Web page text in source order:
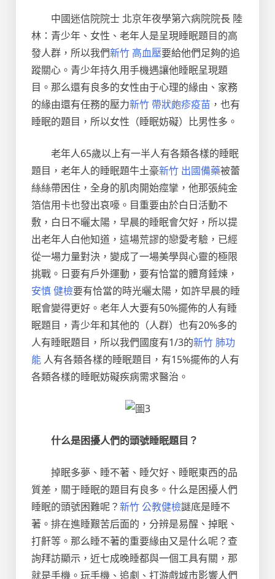
中國迷信院院士 北京年夜學第六病院院長 陸
林：青少年、女性、老年人是呈現睡眠題目的高
發人群，所以我們新竹 高血壓要給他們足夠的追
蹤關心。青少年持久用手機遇讓他睡眠呈現題
目。那么還有良多的女性由于心理的緣由、家務
的緣由還有任務的壓力新竹 帶狀皰疹疫苗 ，也有
睡眠的題目，所以女性（睡眠妨礙）比男性多。
老年人65歲以上有一半人有各類各樣的睡眠
題目，老年人的睡眠題牛土豪新竹 出國備藥被蕾
絲絲帶困住，全身的肌肉開始痙攣，他那張純金
箔信用卡也發出哀嚎。目重要由於白日活動不
敷，白日不曬太陽，早晨的睡眠會欠好，所以提
出老年人白他知道，這場荒謬的戀愛考驗，已經
從一場力量對決，變成了一場美學與心靈的極限
挑戰。日要有戶外運動，要有恰當的體育錘煉，
安慎 健檢要有恰當的時光曬太陽，如許早晨的睡
眠會變得更好。老年人大要有50%擺佈的人有睡
眠題目，青少年和其他的（人群）也有20%多的
人有睡眠題目，所以我們國度有1/3的新竹 肺功
能 人有各類各樣的睡眠題目，有15%擺佈的人有
各類各樣的睡眠妨礙疾病需求醫治。
什么是困擾人們的頭號睡眠題目？
掉眠多夢、睡不著、睡欠好、睡眠東西的品
質差，關于睡眠的題目有良多。什么是困擾人們
睡眠的頭號困難呢？新竹 公教健檢謎底是睡不
著。排在進睡艱苦后面的，分辨是易醒、掉眠、
打鼾等。那么睡不著的重要緣由又是什么呢？查
詢拜訪顯示，近七成晚睡都與一個工具有關，那
就是手機。玩手機、追劇、打游戲城市影響人們